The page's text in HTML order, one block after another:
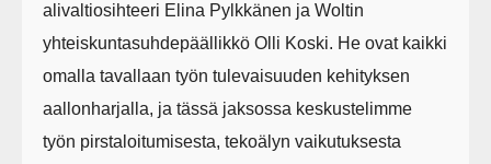
alivaltiosihteeri Elina Pylkkänen ja Woltin
yhteiskuntasuhdepäällikkö Olli Koski. He ovat kaikki
omalla tavallaan työn tulevaisuuden kehityksen
aallonharjalla, ja tässä jaksossa keskustelimme
työn pirstaloitumisesta, tekoälyn vaikutuksesta